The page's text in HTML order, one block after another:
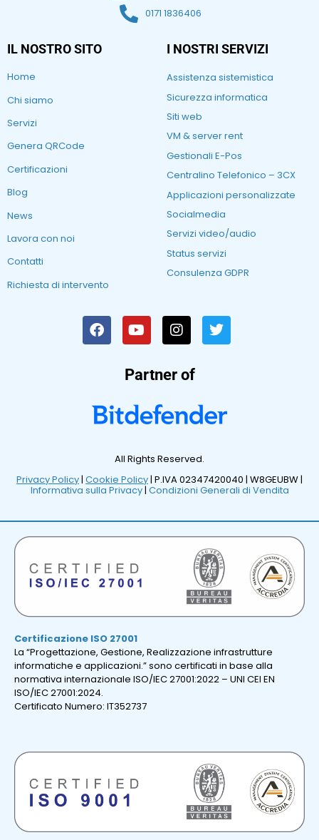
0171 1836406
IL NOSTRO SITO
Home
Chi siamo
Servizi
Genera QRCode
Certificazioni
Blog
News
Lavora con noi
Contatti
Richiesta di intervento
I NOSTRI SERVIZI
Assistenza sistemistica
Sicurezza informatica
Siti web
VM & server rent
Gestionali E-Pos
Centralino Telefonico – 3CX
Applicazioni personalizzate
Socialmedia
Servizi video/audio
Status servizi
Consulenza GDPR
Partner of
All Rights Reserved.
Privacy Policy| Cookie Policy| P.IVA 02347420040 | W8GEUBW |
Informativa sulla Privacy| Condizioni Generali di Vendita
Certificazione ISO 27001
La “Progettazione, Gestione, Realizzazione infrastrutture
informatiche e applicazioni.” sono certificati in base alla
normativa internazionale ISO/IEC 27001:2022 – UNI CEI EN
ISO/IEC 27001:2024.
Certificato Numero: IT352737